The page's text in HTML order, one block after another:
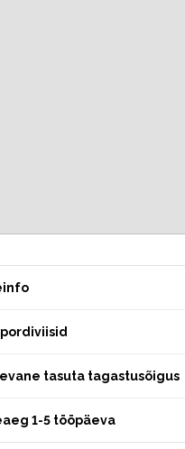
tasuta tagastusõigus
1-5 tööpäeva